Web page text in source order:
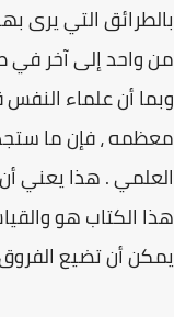
بالطرائق التي يرى
من واحد إلى آخر
وبما أن علماء
معظمه ، فإن ما
العلمي . هذا يعني
هذا الكتاب هو
يمكن أن تضيع